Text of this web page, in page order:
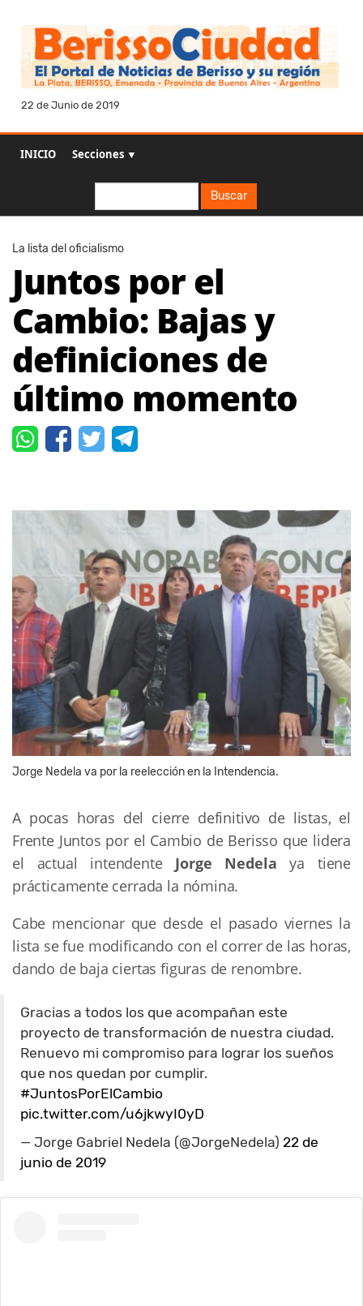
22 de Junio de 2019
INICIO Secciones ▼
Buscar
La lista del oficialismo
Juntos por el
Cambio: Bajas y
definiciones de
último momento
Jorge Nedela va por la reelección en la Intendencia.
A pocas horas del cierre definitivo de listas, el
Frente Juntos por el Cambio de Berisso que lidera
el actual intendenteJorge Nedela ya tiene
prácticamente cerrada la nómina.
Cabe mencionar que desde el pasado viernes la
lista se fue modificando con el correr de las horas,
dando de baja ciertas figuras de renombre.
Gracias a todos los que acompañan este
proyecto de transformación de nuestra ciudad.
Renuevo mi compromiso para lograr los sueños
que nos quedan por cumplir.
#JuntosPorElCambio
pic.twitter.com/u6jkwyI0yD
— Jorge Gabriel Nedela (@JorgeNedela) 22 de
junio de 2019